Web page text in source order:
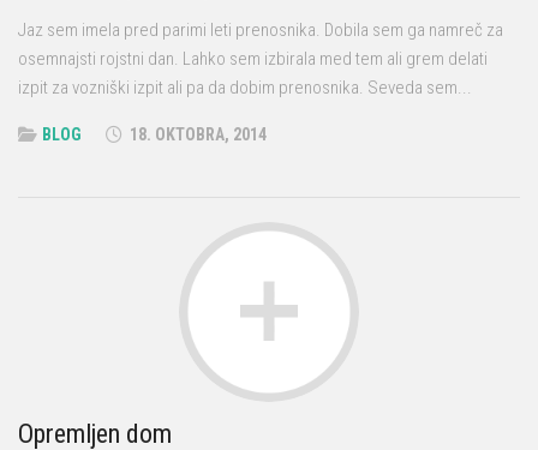
Jaz sem imela pred parimi leti prenosnika. Dobila sem ga namreč za
osemnajsti rojstni dan. Lahko sem izbirala med tem ali grem delati
izpit za vozniški izpit ali pa da dobim prenosnika. Seveda sem...
BLOG 18. OKTOBRA, 2014
Opremljen dom